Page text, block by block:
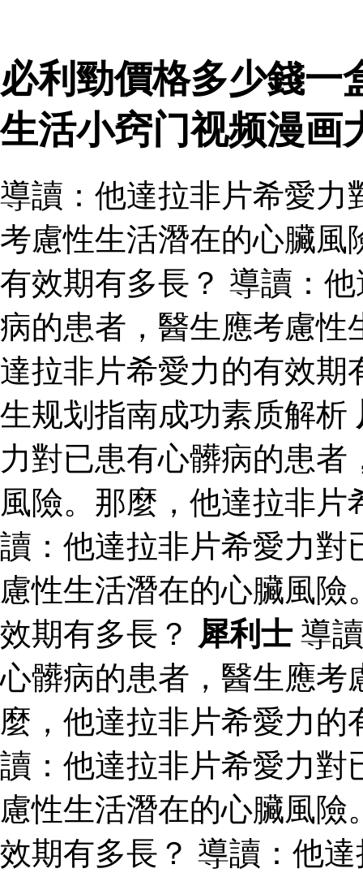
必利勁價格多少錢一
生活小窍门视频漫画
導讀：他達拉非片希愛力
考慮性生活潛在的心臟風
有效期有多長？ 導讀：
病的患者，醫生應考慮性
達拉非片希愛力的有效期
生规划指南成功素质解析
力對已患有心髒病的患
風險。那麼，他達拉非
讀：他達拉非片希愛力對
慮性生活潛在的心臟風
效期有多長？ 犀利士 導
心髒病的患者，醫生應考
麼，他達拉非片希愛力
讀：他達拉非片希愛力對
慮性生活潛在的心臟風
效期有多長？ 導讀：他